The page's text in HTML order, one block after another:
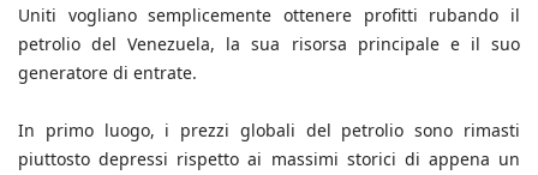
Uniti vogliano semplicemente ottenere profitti rubando il
petrolio del Venezuela, la sua risorsa principale e il suo
generatore di entrate.
In primo luogo, i prezzi globali del petrolio sono rimasti
piuttosto depressi rispetto ai massimi storici di appena un